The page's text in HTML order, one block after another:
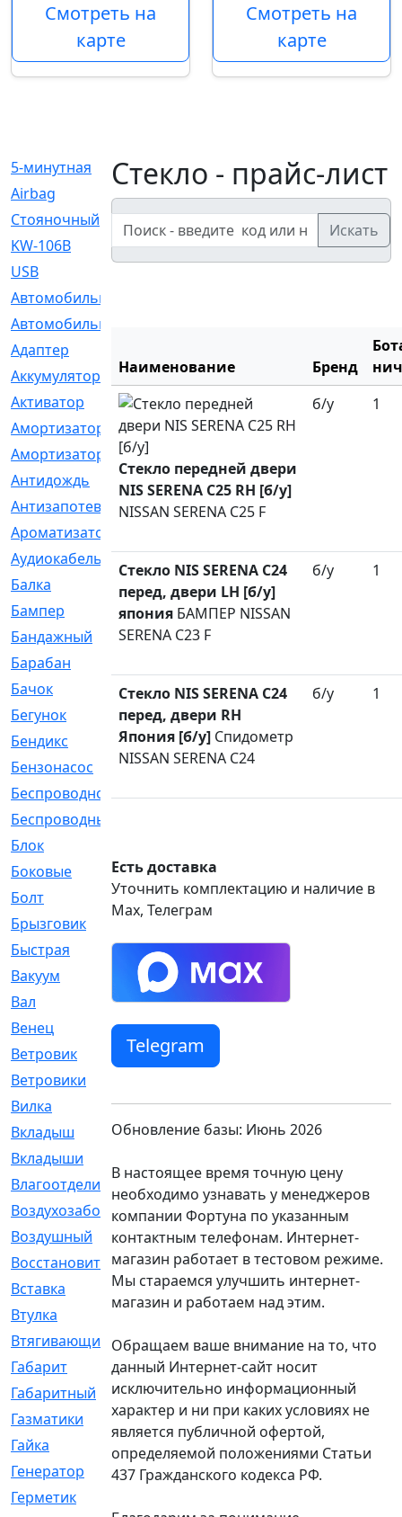
Смотреть на
карте
Смотреть на
карте
5-минутная
[1]
Airbag
[18]
Cтояночный
[1]
KW-106B
[0]
USB
Автомобильное
Автомобильный
Адаптер
Аккумулятор
[2]
Активатор
[1]
Амортизатор
[608]
Амортизаторы
Антидождь
[1]
Антизапотеватель
[1]
Ароматизатор
Аудиокабель
[2]
Балка
[58]
Бампер
[137]
Бандажный
[6]
Барабан
Бачок
[40]
Бегунок
[21]
Бендикс
[26]
Бензонасос
[17]
Беспроводное
[2]
Беспроводные
Блок
Боковые
[4]
Болт
[247]
Брызговик
[77]
Быстрая
[2]
Вакуум
[23]
Вал
[194]
Венец
[16]
Ветровик
[132]
Ветровики
Вилка
[15]
Вкладыш
[41]
Вкладыши
Влагоотделитель
[2]
Воздухозаборник
[2]
Воздушный
[1]
Восстановительный
[1]
Вставка
[168]
Втулка
Втягивающий
[22]
Габарит
[286]
Габаритный
[6]
Газматики
[117]
Гайка
[104]
Генератор
[148]
Герметик
Стекло - прайс-лист
Искать
Наименование Бренд
Стекло передней двери
NIS SERENA C25 RH [б/у]
NISSAN SERENA C25 F
б/у 1
Стекло NIS SERENA C24
перед, двери LH [б/у]
япония БАМПЕР NISSAN
SERENA C23 F
б/у 1
Стекло NIS SERENA C24
перед, двери RH
Япония [б/у] Спидометр
NISSAN SERENA C24
б/у 1
Есть доставка
Уточнить комплектацию и наличие в
Max, Телеграм
Telegram
Обновление базы: Июнь 2026
В настоящее время точную цену
необходимо узнавать у менеджеров
компании Фортуна по указанным
контактным телефонам. Интернет-
магазин работает в тестовом режиме.
Мы стараемся улучшить интернет-
магазин и работаем над этим.
Обращаем ваше внимание на то, что
данный Интернет-сайт носит
исключительно информационный
характер и ни при каких условиях не
является публичной офертой,
определяемой положениями Статьи
437 Гражданского кодекса РФ.